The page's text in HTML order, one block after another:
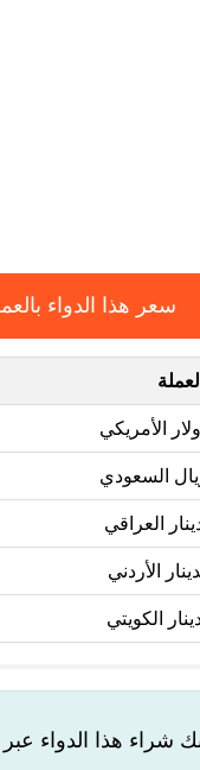
سعر هذا الدواء
العملة
شراء هذا الدواء